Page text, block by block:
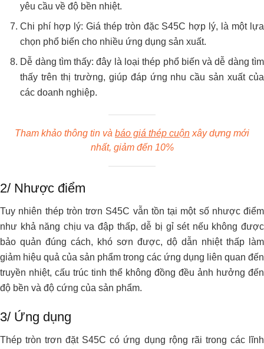
yêu cầu về độ bền nhiệt.
Chi phí hợp lý: Giá thép tròn đặc S45C hợp lý, là một lựa
chọn phổ biến cho nhiều ứng dụng sản xuất.
Dễ dàng tìm thấy: đây là loại thép phổ biến và dễ dàng tìm
thấy trên thị trường, giúp đáp ứng nhu cầu sản xuất của
các doanh nghiệp.
Tham khảo thông tin và báo giá thép cuộn xây dựng mới
nhất, giảm đến 10%
2/ Nhược điểm
Tuy nhiên thép tròn trơn S45C vẫn tồn tại một số nhược điểm
như khả năng chịu va đập thấp, dễ bị gỉ sét nếu không được
bảo quản đúng cách, khó sơn được, dộ dẫn nhiệt thấp làm
giảm hiệu quả của sản phẩm trong các ứng dụng liên quan đến
truyền nhiệt, cấu trúc tinh thể không đồng đều ảnh hưởng đến
độ bền và độ cứng của sản phẩm.
3/ Ứng dụng
Thép tròn trơn đặt S45C có ứng dụng rộng rãi trong các lĩnh